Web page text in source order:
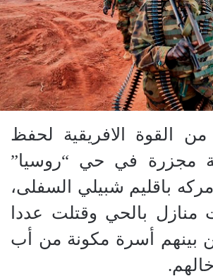
القوة الافريقية لحفظ
مجزرة في حي “روسيا”
باقليم شبيلي السفلى،
بالحي وقتلت عددا
بينهم أسرة مكونة من أب